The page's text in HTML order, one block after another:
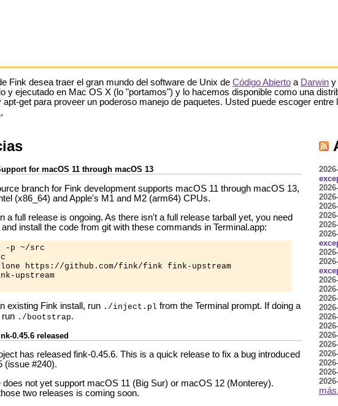
Fink desea traer el gran mundo del software de Unix de Código Abierto a Darwin y
y ejecutado en Mac OS X (lo "portamos") y lo hacemos disponible como una
get para proveer un poderoso manejo de paquetes. Usted puede escoger
for macOS 11 through macOS 13
branch for Fink development supports macOS 11 through macOS 13,
(x86_64) and Apple's M1 and M2 (arm64) CPUs.
a full release is ongoing. As there isn't a full release tarball yet, you need
install the code from git with these commands in Terminal.app:
-p ~/src
https://github.com/fink/fink fink-upstream
upstream
existing Fink install, run ./inject.pl from the Terminal prompt. If doing a
run ./bootstrap.
0.45.6 released
has released fink-0.45.6. This is a quick release to fix a bug introduced
(issue #240).
does not yet support macOS 11 (Big Sur) or macOS 12 (Monterey).
two releases is coming soon.